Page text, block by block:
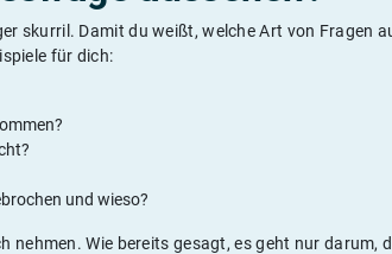
skurril. Damit du weißt, welche Art von Fragen
für dich:
und wieso?
nehmen. Wie bereits gesagt, es geht nur darum,